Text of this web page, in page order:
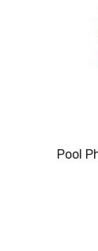
Pool